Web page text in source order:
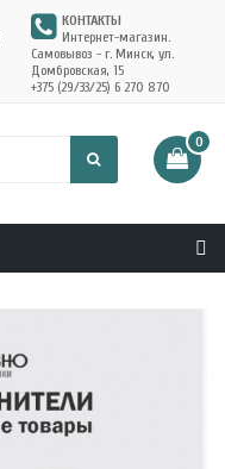
КОНТАКТЫ
Интернет-магазин.
Самовывоз - г. Минск, ул.
Домбровская, 15
+375 (29/33/25) 6 270 870
0